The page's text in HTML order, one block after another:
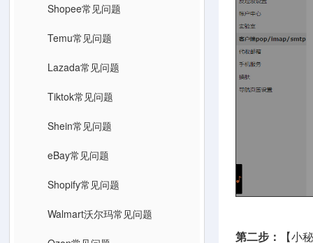
Shopee常见问题
Temu常见问题
Lazada常见问题
Tiktok常见问题
Shein常见问题
eBay常见问题
Shopify常见问题
Walmart沃尔玛常见问题
第二步：
【小